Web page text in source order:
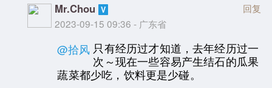
Mr.Chou
2023-09-15 09:36 - 广东省
回复
@拾风 只有经历过才知道，去年经历过一
次～现在一些容易产生结石的瓜果
蔬菜都少吃，饮料更是少碰。